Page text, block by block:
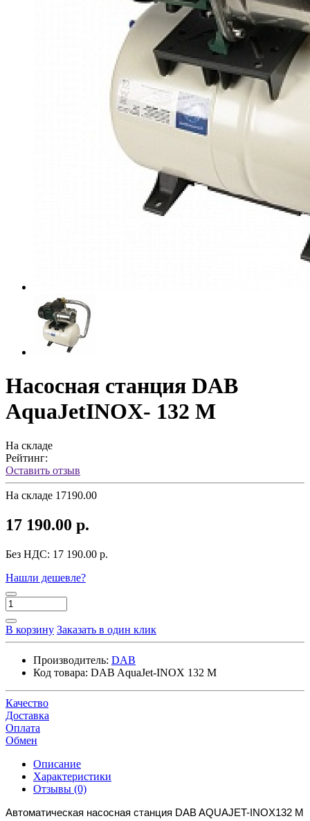
Насосная станция DAB
AquaJetINOX- 132 M
На складе
Рейтинг:
Оставить отзыв
На складе 17190.00
17 190.00 р.
Без НДС: 17 190.00 р.
Нашли дешевле?
В корзину Заказать в один клик
Производитель: DAB
Код товара: DAB AquaJet-INOX 132 M
Качество
Доставка
Оплата
Обмен
Описание
Характеристики
Отзывы (0)
Автоматическая насосная станция DAB AQUAJET-INOX132 M